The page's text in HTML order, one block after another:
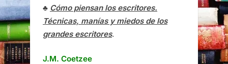
♣ Cómo piensan los escritores.
Técnicas, manías y miedos de los
grandes escritores.
J.M. Coetzee